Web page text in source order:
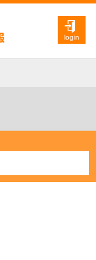
login